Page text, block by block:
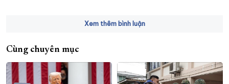
Xem thêm bình luận
Cùng chuyên mục